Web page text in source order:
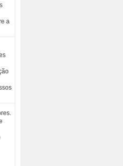
a